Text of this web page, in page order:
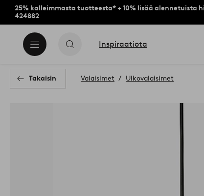
25% kalleimmasta tuotteesta* + 10% lisää alennetuista
424882
Inspiraatiota
Takaisin Valaisimet Ulkovalaisimet